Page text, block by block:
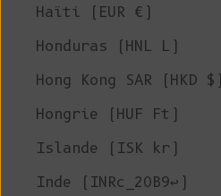
Haïti (EUR €)
Honduras (HNL L)
Hong Kong SAR (HKD $)
Hongrie (HUF Ft)
Islande (ISK kr)
Inde (INRc_20B9↩)